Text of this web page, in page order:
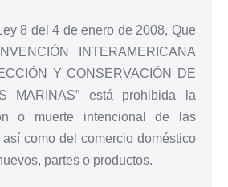
8 del4 de enero de 2008, Que
INTERAMERICANA
Y CONSERVACIÓN DE
MARINAS” está prohibida la
o muerte intencional de las
como del comercio doméstico
partes o productos.